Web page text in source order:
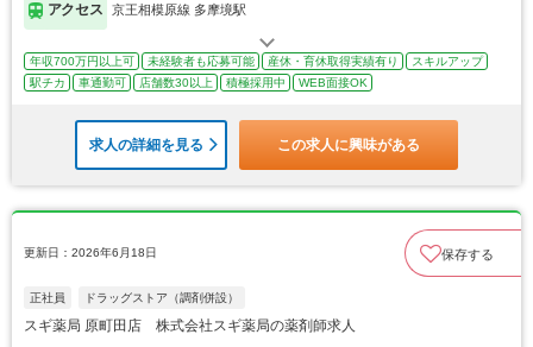
アクセス 京王相模原線 多摩境駅
年収700万円以上可 未経験者も応募可能 産休・育休取得実績有り
スキルアップ
駅チカ
車通勤可 店舗数30以上 積極採用中 WEB面接OK
求人の詳細を見る この求人に興味がある
更新日：2026年6月18日 保存する
正社員 ドラッグストア（調剤併設）
スギ薬局 原町田店 株式会社スギ薬局の薬剤師求人